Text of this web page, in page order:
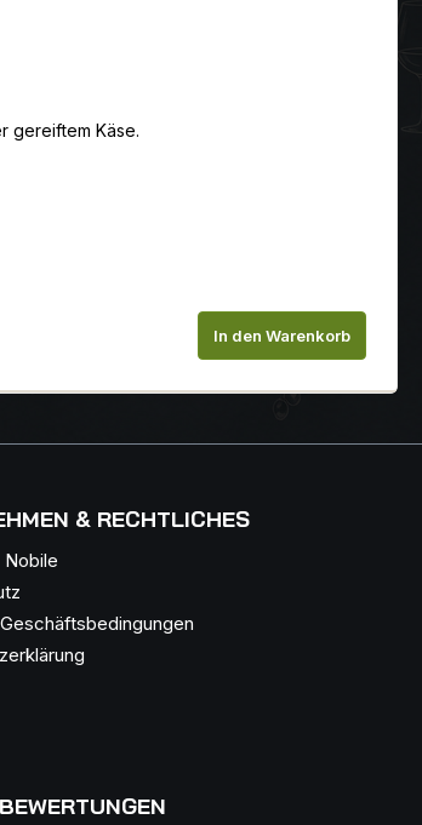
gereiftem Käse.
Anzahl zu erhöhen oder
In den Warenkorb
& RECHTLICHES
Nobile